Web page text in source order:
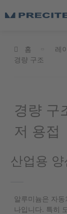
홈 레
경량 구조
경량 구
저 용접
산업용
알루미늄은 자
나입니다. 특히